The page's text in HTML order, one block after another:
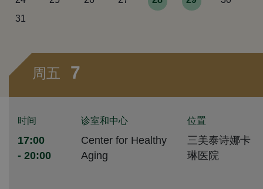
31
周五 7
时间 诊室和中心 位置
17:00
- 20:00
Center for Healthy
Aging
三美泰诗娜卡
琳医院